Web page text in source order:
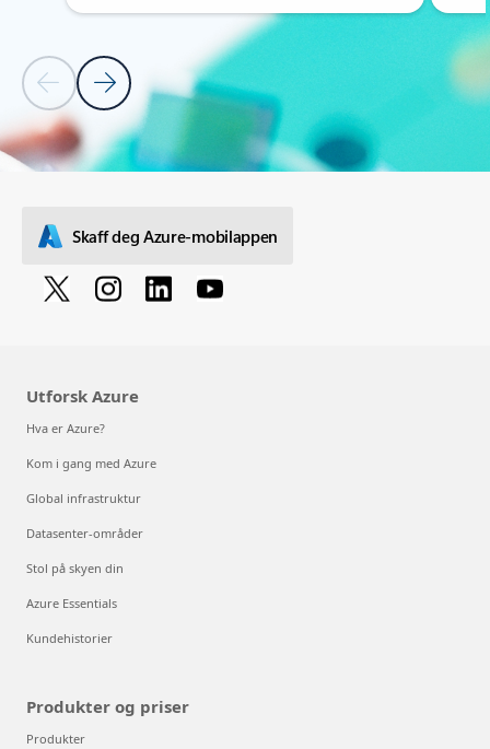
Forrige lysbilde
Neste lysbilde
Tilbake til PARTNERLØSNINGER – Fanedelen Aktiver intelligente
Skaff deg Azure-mobilappen
Utforsk Azure
Hva er Azure?
Kom i gang med Azure
Global infrastruktur
Datasenter-områder
Stol på skyen din
Azure Essentials
Kundehistorier
Produkter og priser
Produkter